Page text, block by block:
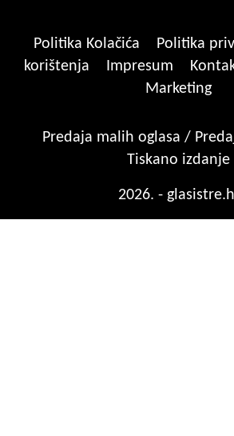
Politika Kolačića Politika
korištenja
Impresum
Marketing
Predaja malih oglasa /
Tiskano izdanje
2026. -